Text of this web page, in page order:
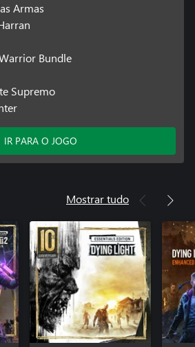
Armas
Bundle
Supremo
IR PARA O JOGO
Mostrar tudo